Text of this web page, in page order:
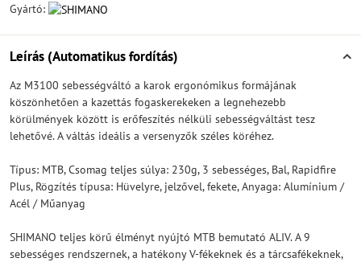
Gyártó:
Leírás (Automatikus fordítás)
Az M3100 sebességváltó a karok ergonómikus formájának
köszönhetően a kazettás fogaskerekeken a legnehezebb
körülmények között is erőfeszítés nélküli sebességváltást tesz
lehetővé. A váltás ideális a versenyzők széles köréhez.
Típus: MTB, Csomag teljes súlya: 230g, 3 sebességes, Bal, Rapidfire
Plus, Rögzítés típusa: Hüvelyre, jelzővel, fekete, Anyaga: Alumínium /
Acél / Műanyag
SHIMANO teljes körű élményt nyújtó MTB bemutató ALIV. A 9
sebességes rendszernek, a hatékony V-fékeknek és a tárcsafékeknek,